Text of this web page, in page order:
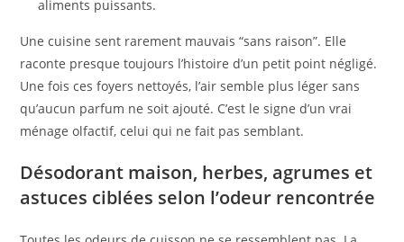
aliments puissants.
Une cuisine sent rarement mauvais “sans raison”. Elle
raconte presque toujours l’histoire d’un petit point négligé.
Une fois ces foyers nettoyés, l’air semble plus léger sans
qu’aucun parfum ne soit ajouté. C’est le signe d’un vrai
ménage olfactif, celui qui ne fait pas semblant.
Désodorant maison, herbes, agrumes et
astuces ciblées selon l’odeur rencontrée